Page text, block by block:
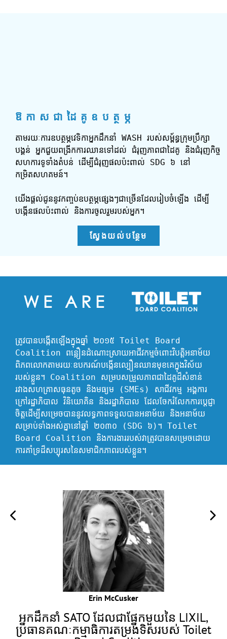
ឱកាសជាដៃគូ​ឧបត្ថម្ភ
តាមរយៈការឧបត្ថម្ភវេទិកាអ្នកដឹកនាំ WASH របស់សម្ព័ន្ធក្រុមប្រឹក្សា
បង្គន់ អ្នកជួយពង្រីកការឈានទៅដល់ ជំរុញភាពជាដៃគូ និងជំរុញកិច្ច
សហការទូទាំងតំបន់ ដើម្បីជំរុញផលប៉ះពាល់ SDG ៦ នៅ
កម្រិតសហគមន៍។
យើងផ្តល់ជូននូវកញ្ចប់ឧបត្ថម្ភផ្សេងៗជាច្រើនដែលរៀបចំឡើង ដើម្បី
បង្កើនផលប៉ះពាល់ និងការចូលរួមរបស់អ្នក។
ស្វែងយល់បន្ថែម
WE ARE
ត្រូវបានបង្កើតឡើងក្នុងឆ្នាំ ២០១៥ Toilet Board
Coalition ពន្លឿនដំណោះស្រាយអាជីវកម្មចំពោះវិបត្តិអនាម័យ
ពិភពលោកតាមរយៈឧបករណ៍បង្កើនល្បឿនឈានមុខគេក្នុងវិស័យ
របស់ខ្លួន។ Coalition សម្របសម្រួលភាពជាដៃគូដ៏សំខាន់
រវាងសហគ្រាសធុនតូច និងមធ្យម (SMEs) សាជីវកម្ម អង្គការ
ក្រៅរដ្ឋាភិបាល វិនិយោគិន និងរដ្ឋាភិបាល ដែលចែករំលែកការប្តេជ្ញា
ចិត្តដើម្បីសម្រេចបាននូវលទ្ធភាពទទួលបានអនាម័យ និងអនាម័យ
សម្រាប់ទាំងអស់គ្នានៅឆ្នាំ ២០៣០ (SDG ៦)។ Toilet
Board Coalition និងការងាររបស់វាត្រូវបានសម្រេចដោយ
ការគាំទ្រដ៏សប្បុរសនៃសមាជិកភាពរបស់ខ្លួន។
Erin McCusker
អ្នកដឹកនាំ SATO ដែលជាផ្នែកមួយនៃ LIXIL,
ប្រធានគណៈកម្មាធិការតម្រង់ទិសរបស់ Toilet